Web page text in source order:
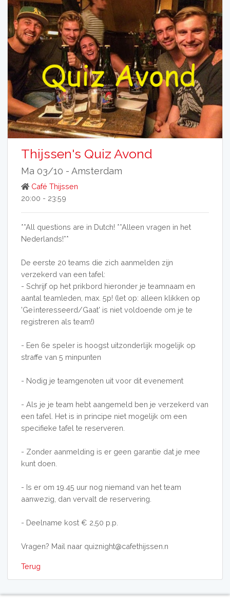
Thijssen's Quiz Avond
Ma 03/10 - Amsterdam
Café Thijssen
20:00 - 23:59
**All questions are in Dutch! **Alleen vragen in het
Nederlands!**
De eerste 20 teams die zich aanmelden zijn
verzekerd van een tafel:
- Schrijf op het prikbord hieronder je teamnaam en
aantal teamleden, max. 5p! (let op: alleen klikken op
'Geïnteresseerd/Gaat' is niet voldoende om je te
registreren als team!)
- Een 6e speler is hoogst uitzonderlijk mogelijk op
straffe van 5 minpunten
- Nodig je teamgenoten uit voor dit evenement
- Als je je team hebt aangemeld ben je verzekerd van
een tafel. Het is in principe niet mogelijk om een
specifieke tafel te reserveren.
- Zonder aanmelding is er geen garantie dat je mee
kunt doen.
- Is er om 19.45 uur nog niemand van het team
aanwezig, dan vervalt de reservering.
- Deelname kost € 2,50 p.p.
Vragen? Mail naar quiznight@cafethijssen.n
Terug